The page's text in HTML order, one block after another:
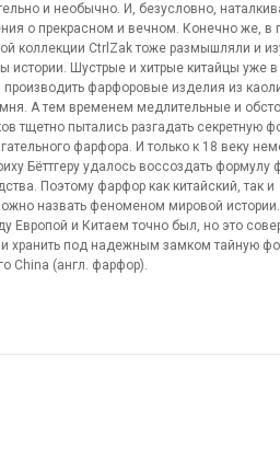
и необычно. И, безусловно,
о прекрасном и вечном. Конечно же, в
коллекции CtrlZak тоже размышляли и
истории. Шустрые и хитрые китайцы уже в
фарфоровые изделия из
А тем временем медлительные и
тщетно пытались разгадать секретную
фарфора. И только к 18 веку
Бёттгеру удалось воссоздать формулу
Поэтому фарфор как китайский, так и
назвать феноменом мировой
Европой и Китаем точно был, но это
хранить под надежным замком тайную
China (англ. фарфор).